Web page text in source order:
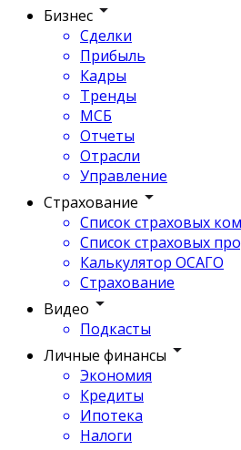
Бизнес
Сделки
Прибыль
Кадры
Тренды
МСБ
Отчеты
Отрасли
Управление
Страхование
Список страховых
Список страховых
Калькулятор ОСАГО
Страхование
Видео
Подкасты
Личные финансы
Экономия
Кредиты
Ипотека
Налоги